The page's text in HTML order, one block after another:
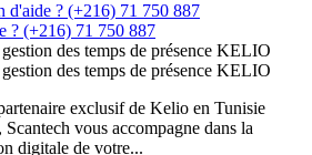
d'aide ? (+216) 71 750 887
? (+216) 71 750 887
des temps de présence KELIO
des temps de présence KELIO
exclusif de Kelio en Tunisie
vous accompagne dans la
digitale de votre...